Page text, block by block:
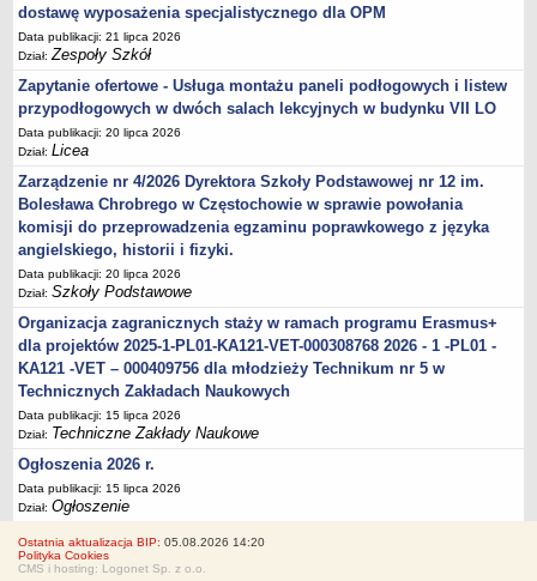
dostawę wyposażenia specjalistycznego dla OPM
Data publikacji: 21 lipca 2026
Dział:Zespoły Szkół
Zapytanie ofertowe - Usługa montażu paneli podłogowych i listew
przypodłogowych w dwóch salach lekcyjnych w budynku VII LO
Data publikacji: 20 lipca 2026
Dział:Licea
Zarządzenie nr 4/2026 Dyrektora Szkoły Podstawowej nr 12 im.
Bolesława Chrobrego w Częstochowie w sprawie powołania
komisji do przeprowadzenia egzaminu poprawkowego z języka
angielskiego, historii i fizyki.
Data publikacji: 20 lipca 2026
Dział:Szkoły Podstawowe
Organizacja zagranicznych staży w ramach programu Erasmus+
dla projektów 2025-1-PL01-KA121-VET-000308768 2026 - 1 -PL01 -
KA121 -VET – 000409756 dla młodzieży Technikum nr 5 w
Technicznych Zakładach Naukowych
Data publikacji: 15 lipca 2026
Dział: Techniczne Zakłady Naukowe
Ogłoszenia 2026 r.
Data publikacji: 15 lipca 2026
Dział:Ogłoszenie
Ostatnia aktualizacja BIP: 05.08.2026 14:20
Polityka Cookies
CMS i hosting: Logonet Sp. z o.o.